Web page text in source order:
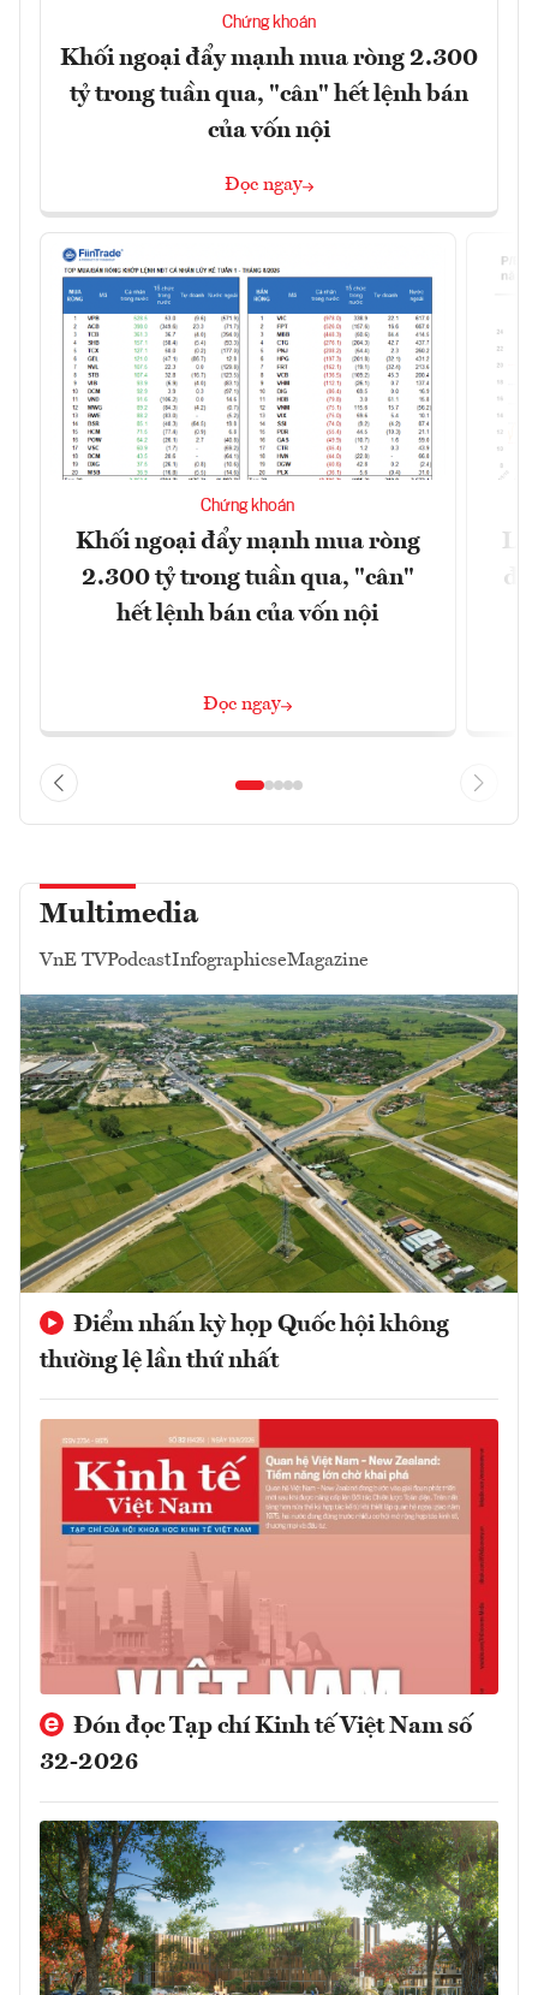
Chứng khoán
Khối ngoại đẩy mạnh mua ròng 2.300
tỷ trong tuần qua, "cân" hết lệnh bán
của vốn nội
Đọc ngay
Chứng khoán
Khối ngoại đẩy mạnh mua ròng
2.300 tỷ trong tuần qua, "cân"
hết lệnh bán của vốn nội
Đọc ngay
Multimedia
VnE TVPodcastInfographicseMagazine
Điểm nhấn kỳ họp Quốc hội không
thường lệ lần thứ nhất
Đón đọc Tạp chí Kinh tế Việt Nam số
32-2026